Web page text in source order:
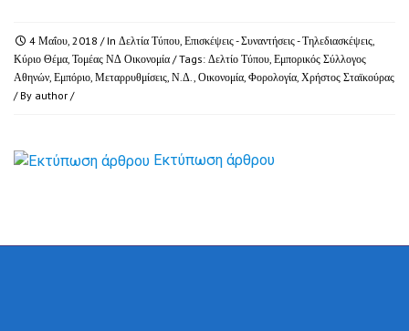
4 Μαΐου, 2018 / In Δελτία Τύπου, Επισκέψεις - Συναντήσεις - Τηλεδιασκέψεις,
Κύριο Θέμα, Τομέας ΝΔ Οικονομία / Tags: Δελτίο Τύπου, Εμπορικός Σύλλογος
Αθηνών, Εμπόριο, Μεταρρυθμίσεις, Ν.Δ., Οικονομία, Φορολογία, Χρήστος Σταϊκούρας
/ By author /
Εκτύπωση άρθρου